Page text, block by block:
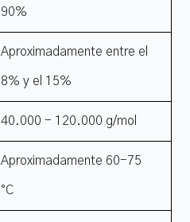
90%
Aproximadamente entre el
8% y el 15%
40.000 - 120.000 g/mol
Aproximadamente 60-75
°C